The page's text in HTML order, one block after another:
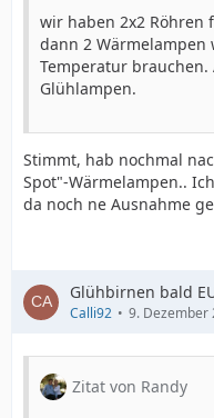
wir haben 2x2 Röhren
dann 2 Wärmelampen
Temperatur
Glühlampen.
Stimmt, hab nochmal
Spot"-Wärmelampen..
da noch ne Ausnahme
Glühbirnen bald
Calli92 9. Dezember
Zitat von Randy